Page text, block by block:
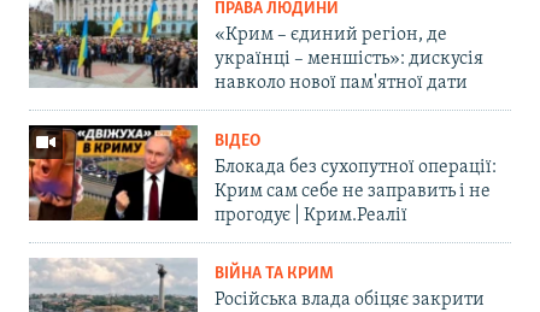
ПРАВА ЛЮДИНИ
«Крим – єдиний регіон, де
українці – меншість»: дискусія
навколо нової пам'ятної дати
ВІДЕО
Блокада без сухопутної операції:
Крим сам себе не заправить і не
прогодує | Крим.Реалії
ВІЙНА ТА КРИМ
Російська влада обіцяє закрити